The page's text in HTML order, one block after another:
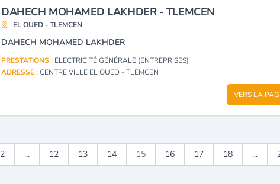
DAHECH MOHAMED LAKHDER - TLEMCEN
EL OUED - TLEMCEN
DAHECH MOHAMED LAKHDER
PRESTATIONS : ELECTRICITÉ GÉNÉRALE (ENTREPRISES)
ADRESSE :CENTRE VILLE EL OUED - TLEMCEN
VERS LA
2 ... 12 13 14 15 16 17 18 ...